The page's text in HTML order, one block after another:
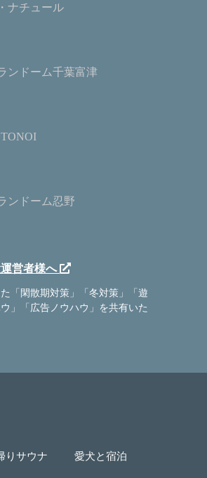
ナチュール
ンドーム千葉富津
ンドーム忍野
営者様へ
「閑散期対策」「冬対策」「遊
」「広告ノウハウ」を共有いた
りサウナ 愛犬と宿泊